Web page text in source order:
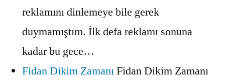
reklamını dinlemeye bile gerek
duymamıştım. İlk defa reklamı sonuna
kadar bu gece…
Fidan Dikim ZamanıFidan Dikim Zamanı